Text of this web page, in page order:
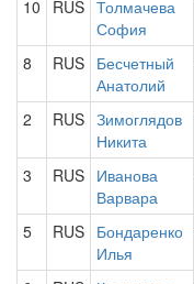
10 RUS Толмачева
София
8 RUS Бесчетный
Анатолий
2 RUS Зимоглядов
Никита
3 RUS Иванова
Варвара
5 RUS Бондаренко
Илья